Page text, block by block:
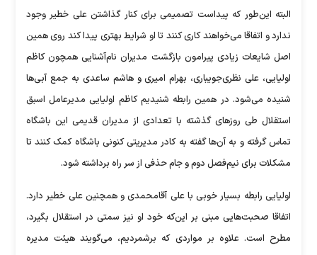
البته این‌طور که پیداست تصمیمی برای کنار گذاشتن علی خطیر وجود
ندارد و اتفاقا می‌خواهند کاری کنند تا او شرایط بهتری پیدا کند روی همین
اصل شایعات زیادی پیرامون بازگشت مدیران نام‌آشنایی همچون کاظم
اولیایی، علی نظری‌جویباری، بهرام امیری و هاشم ساعدی به جمع آبی‌ها
شنیده می‌شود. در همین رابطه شنیدیم کاظم اولیایی مدیرعامل اسبق
استقلال طی روز‌های گذشته با تعدادی از مدیران قدیمی این باشگاه
تماس گرفته و به آن‌ها گفته به کادر مدیریتی کنونی باشگاه کمک کنند تا
مشکلات برای نیم‌فصل دوم و جام حذفی از سر راه برداشته شود.
اولیایی رابطه بسیار خوبی با علی آقامحمدی و همچنین علی خطیر دارد.
اتفاقا صحبت‌هایی مبنی بر این‌که خود او نیز سمتی در استقلال بگیرد،
مطرح است. علاوه بر مواردی که برشمردیم، می‌گویند هیئت مدیره